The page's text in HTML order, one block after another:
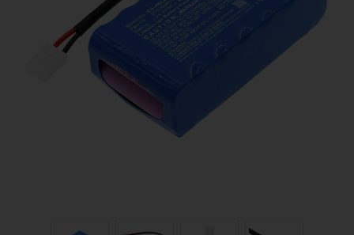
1040+ glade kunder på Trustpilot